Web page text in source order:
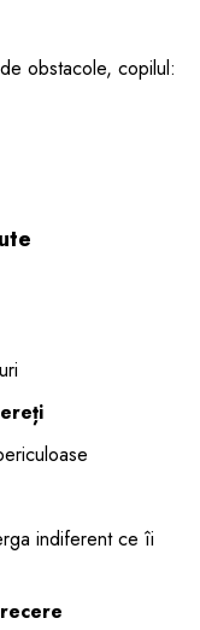
obstacole, copilul:
indiferent ce îi